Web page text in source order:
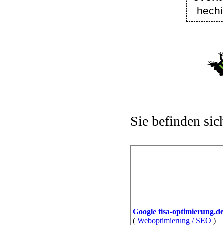
Sie befinden
Google tisa-optimierung.de
( Weboptimierung / SEO )